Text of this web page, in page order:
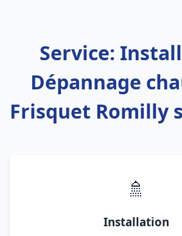
Service:
Dépannage
Frisquet Romilly
🚿
Installation